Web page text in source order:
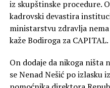
iz skupštinske procedure.
kadrovski devastira
ministarstvu zdravlja
kaže Bodiroga za CAPITAL.
On dodaje da nikoga ništa
se Nenad Nešić po izlasku